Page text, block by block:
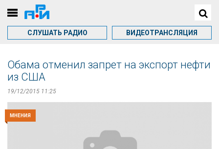
СЛУШАТЬ РАДИО ВИДЕОТРАНСЛЯЦИЯ
Обама отменил запрет на экспорт нефти
из США
19/12/2015 11:25
МНЕНИЯ